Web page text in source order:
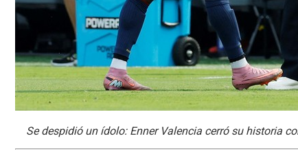
Se despidió un ídolo: Enner Valencia cerró su historia